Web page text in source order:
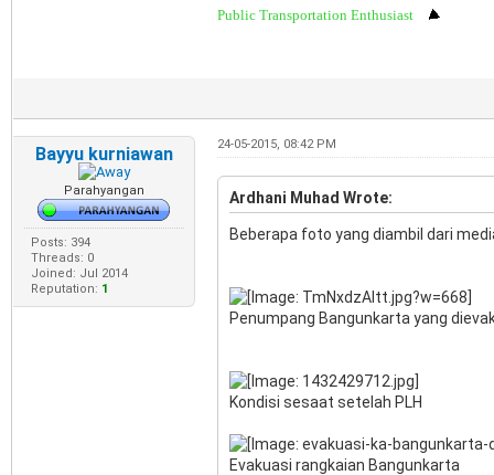
Public Transportation Enthusiast
Bayyu kurniawan
Parahyangan
Posts: 394
Threads: 0
Joined: Jul 2014
Reputation: 1
24-05-2015, 08:42 PM
Ardhani Muhad Wrote:
Beberapa foto yang diambil dari
Penumpang Bangunkarta yang
Kondisi sesaat setelah PLH
Evakuasi rangkaian Bangunkarta